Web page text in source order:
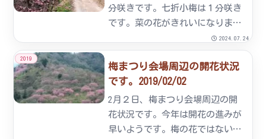
んこい市場』をはじめ、伊予市の
『...
分咲きです。七折小梅は１分咲き
です。菜の花がきれいになりまし
た。このところ寒さで梅の開花も
足踏み状態です。予想は２月末頃
に５～６分咲き、満開は３月にな
りそうです？（昨年よりは１週間
くらい遅れていろようです。）
た...
2024.07.24
2019
梅まつり会場周辺の開花状況
です。2019/02/02
2月２日、梅まつり会場周辺の開
花状況です。今年は開花の進みが
早いようです。梅の花ではないで